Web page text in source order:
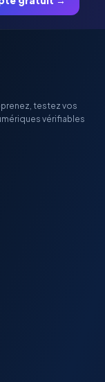
testez vos
vérifiables